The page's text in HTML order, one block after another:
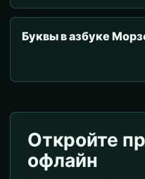
Буквы в азбуке
Откройте
офлайн